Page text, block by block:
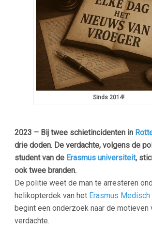
Sinds 2014!
2023 – Bij twee schietincidenten in
drie doden. De verdachte, volgens de
student van de Erasmus universiteit,
ook twee branden.
De politie weet de man te arresteren
helikopterdek van het Erasmus Medisch
begint een onderzoek naar de motieven
verdachte.